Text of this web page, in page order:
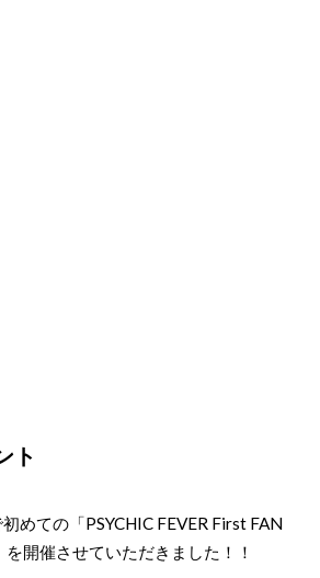
ト
めての「PSYCHIC FEVER First FAN
開催させていただきました！！